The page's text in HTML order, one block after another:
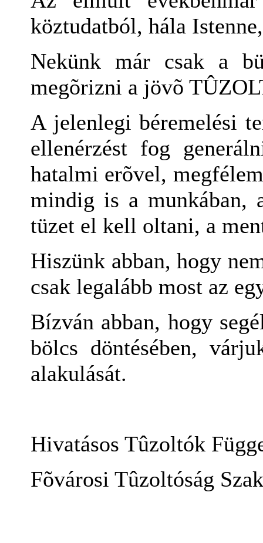
köztudatból, hála
Nekünk már csak a
megõrizni a jövõ
A jelenlegi béremelési
ellenérzést fog
hatalmi erõvel,
mindig is a munkában,
tüzet el kell oltani, a
Hiszünk abban, hogy
csak legalább most az
Bízván abban, hogy
bölcs döntésében,
alakulását.
Hivatásos Tûzoltók
Fõvárosi Tûzoltóság